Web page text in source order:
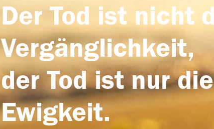
Der Tod ist nicht
Vergänglichkeit,
der Tod ist nur
Ewigkeit.